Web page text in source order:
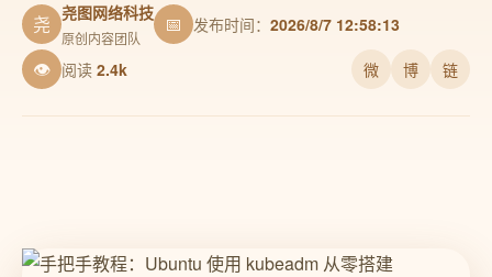
尧 尧图网络科技
原创内容团队
📅 发布时间： 2026/8/7 12:58:13
👁 阅读 2.4k 微 博 链